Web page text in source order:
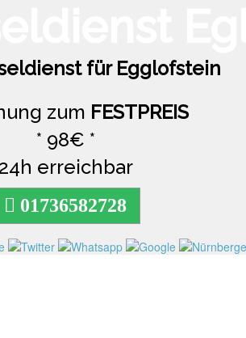
für Egglofstein
zum FESTPREIS
* 98€ *
24h erreichbar
01736582728